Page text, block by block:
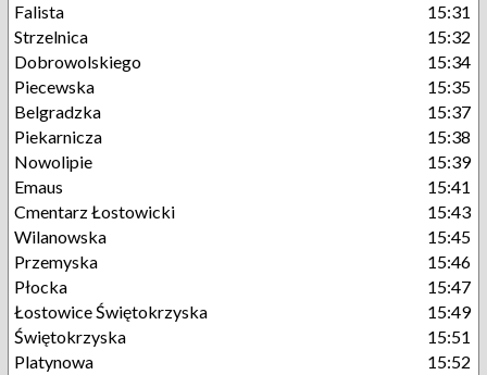
Falista
15:31
Strzelnica
15:32
Dobrowolskiego
15:34
Piecewska
15:35
Belgradzka
15:37
Piekarnicza
15:38
Nowolipie
15:39
Emaus
15:41
Cmentarz Łostowicki
15:43
Wilanowska
15:45
Przemyska
15:46
Płocka
15:47
Łostowice Świętokrzyska
15:49
Świętokrzyska
15:51
Platynowa
15:52